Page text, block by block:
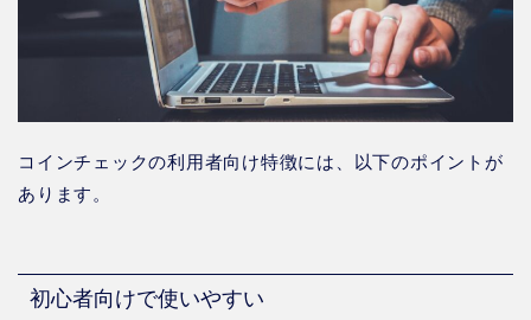
コインチェックの利用者向け特徴には、以下のポイントが
あります。
初心者向けで使いやすい